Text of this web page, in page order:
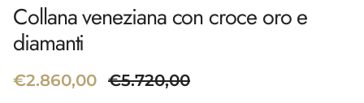
Collana veneziana con croce oro e
diamanti
Prezzo di vendita
€2.860,00 Prezzo normale
€5.720,00